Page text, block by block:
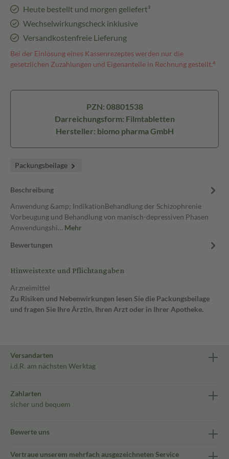
Heute bestellt und morgen geliefert³
Wechselwirkungscheck inklusive
Versandkostenfreie Lieferung
Bei der Einlösung eines Kassenrezeptes werden nur die
gesetzlichen Zuzahlungen und Eigenanteile in Rechnung gestellt.⁴
PZN: 08801538
Darreichungsform: Filmtabletten
Hersteller: biomo pharma GmbH
Packungsbeilage
Beschreibung
Anwendung &amp; IndikationBehandlung der Schizophrenie
Vorbeugung und Behandlung von manisch-depressiven Phasen
Anwendungshi… Mehr
Bewertungen
Hinweistexte und Pflichtangaben
Arzneimittel
Zu Risiken und Nebenwirkungen lesen Sie die Packungsbeilage
und fragen Sie Ihre Ärztin, Ihren Arzt oder in Ihrer Apotheke.
Versandarten
i.d.R. am nächsten Werktag
Zahlarten
sicher und bequem
Bewerte uns
Vertraue unserem mehrfach ausgezeichneten Service